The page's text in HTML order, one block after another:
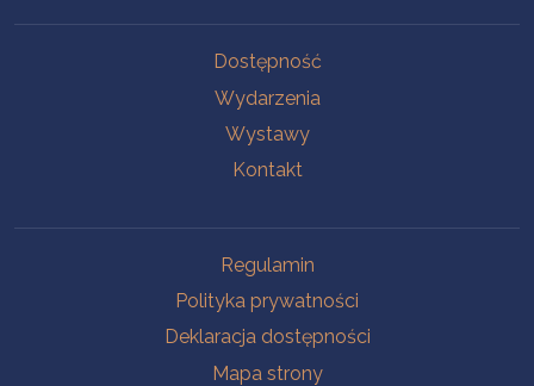
Dostępność
Wydarzenia
Wystawy
Kontakt
Regulamin
Polityka prywatności
Deklaracja dostępności
Mapa strony